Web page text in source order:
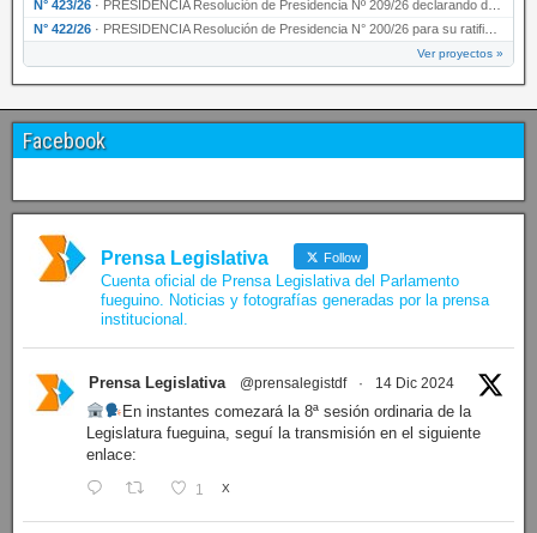
N° 423/26 · PRESIDENCIA Resolución de Presidencia Nº 209/26 declarando de interés provincial la presen…
N° 422/26 · PRESIDENCIA Resolución de Presidencia N° 200/26 para su ratificación.
Ver proyectos »
Facebook
Prensa Legislativa Follow
Cuenta oficial de Prensa Legislativa del Parlamento
fueguino. Noticias y fotografías generadas por la prensa
institucional.
Prensa Legislativa @prensalegistdf · 14 Dic 2024
En instantes comezará la 8ª sesión ordinaria de la
Legislatura fueguina, seguí la transmisión en el siguiente
enlace:
1 X